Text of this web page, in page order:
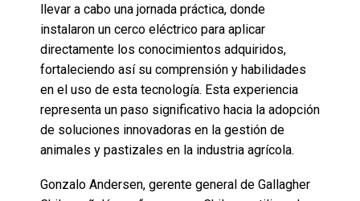
llevar a cabo una jornada práctica, donde
instalaron un cerco eléctrico para aplicar
directamente los conocimientos adquiridos,
fortaleciendo así su comprensión y habilidades
en el uso de esta tecnología. Esta experiencia
representa un paso significativo hacia la adopción
de soluciones innovadoras en la gestión de
animales y pastizales en la industria agrícola.
Gonzalo Andersen, gerente general de Gallagher